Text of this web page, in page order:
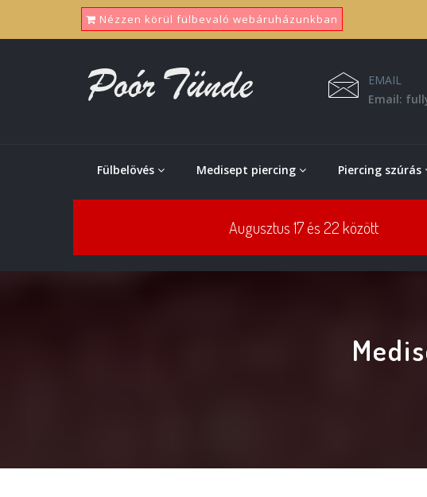
Nézzen körül fülbevaló webáruházunkban
EMAIL
Email:
Fülbelövés Medisept piercing Piercing szúrás
Augusztus 17 és 22 között